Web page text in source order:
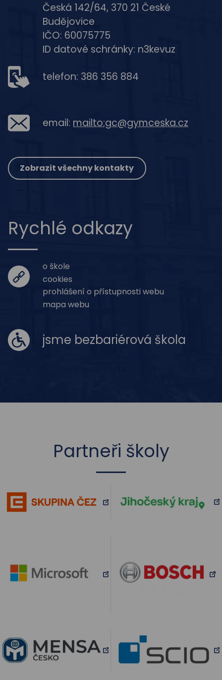
Česká 142/64, 370 21 České
Budějovice
IČO: 60075775
ID datové schránky: n3kevuz
telefon: 386 356 884
email: mailto:gc@gymceska.cz
Zobrazit všechny kontakty
Rychlé odkazy
o škole
cookies
prohlášení o přístupnosti webu
mapa webu
jsme bezbariérová škola
Partneři školy